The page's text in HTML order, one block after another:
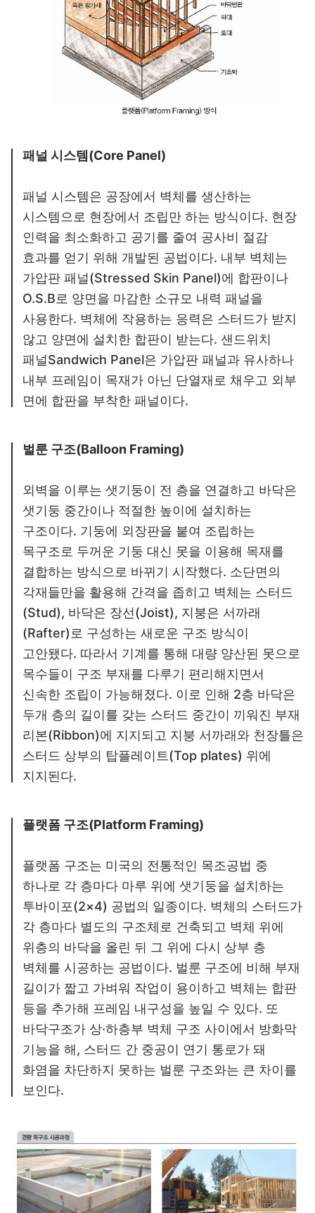
패널 시스템(Core Panel)
패널 시스템은 공장에서 벽체를 생산하는
시스템으로 현장에서 조립만 하는 방식이다. 현장
인력을 최소화하고 공기를 줄여 공사비 절감
효과를 얻기 위해 개발된 공법이다. 내부 벽체는
가압판 패널(Stressed Skin Panel)에 합판이나
O.S.B로 양면을 마감한 소규모 내력 패널을
사용한다. 벽체에 작용하는 응력은 스터드가 받지
않고 양면에 설치한 합판이 받는다. 샌드위치
패널Sandwich Panel은 가압판 패널과 유사하나
내부 프레임이 목재가 아닌 단열재로 채우고 외부
면에 합판을 부착한 패널이다.
벌룬 구조(Balloon Framing)
외벽을 이루는 샛기둥이 전 층을 연결하고 바닥은
샛기둥 중간이나 적절한 높이에 설치하는
구조이다. 기둥에 외장판을 붙여 조립하는
목구조로 두꺼운 기둥 대신 못을 이용해 목재를
결합하는 방식으로 바뀌기 시작했다. 소단면의
각재들만을 활용해 간격을 좁히고 벽체는 스터드
(Stud), 바닥은 장선(Joist), 지붕은 서까래
(Rafter)로 구성하는 새로운 구조 방식이
고안됐다. 따라서 기계를 통해 대량 양산된 못으로
목수들이 구조 부재를 다루기 편리해지면서
신속한 조립이 가능해졌다. 이로 인해 2층 바닥은
두개 층의 길이를 갖는 스터드 중간이 끼워진 부재
리본(Ribbon)에 지지되고 지붕 서까래와 천장틀은
스터드 상부의 탑플레이트(Top plates) 위에
지지된다.
플랫폼 구조(Platform Framing)
플랫폼 구조는 미국의 전통적인 목조공법 중
하나로 각 층마다 마루 위에 샛기둥을 설치하는
투바이포(2×4) 공법의 일종이다. 벽체의 스터드가
각 층마다 별도의 구조체로 건축되고 벽체 위에
위층의 바닥을 올린 뒤 그 위에 다시 상부 층
벽체를 시공하는 공법이다. 벌룬 구조에 비해 부재
길이가 짧고 가벼워 작업이 용이하고 벽체는 합판
등을 추가해 프레임 내구성을 높일 수 있다. 또
바닥구조가 상·하층부 벽체 구조 사이에서 방화막
기능을 해, 스터드 간 중공이 연기 통로가 돼
화염을 차단하지 못하는 벌룬 구조와는 큰 차이를
보인다.